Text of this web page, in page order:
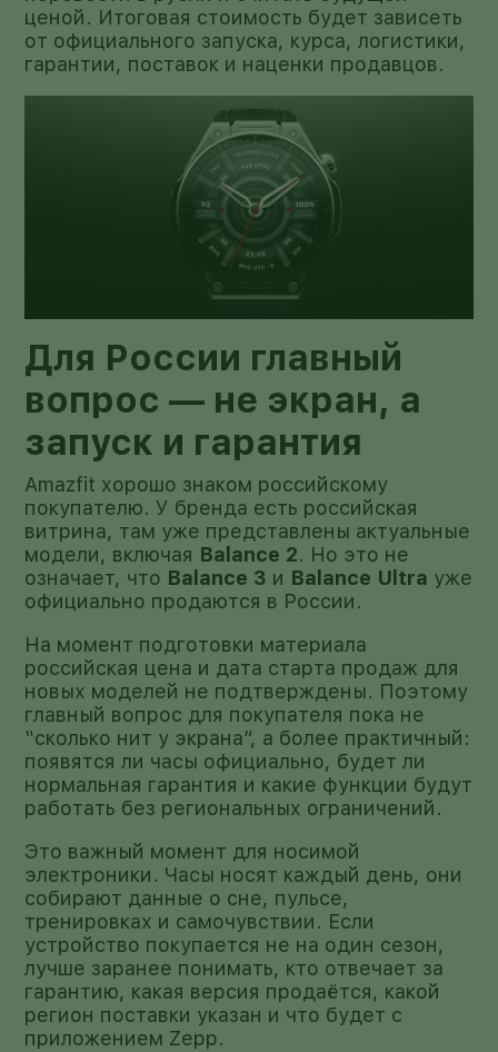
ценой. Итоговая стоимость будет зависеть
от официального запуска, курса, логистики,
гарантии, поставок и наценки продавцов.
Для России главный
вопрос — не экран, а
запуск и гарантия
Amazfit хорошо знаком российскому
покупателю. У бренда есть российская
витрина, там уже представлены актуальные
модели, включая Balance 2. Но это не
означает, что Balance 3 и Balance Ultra уже
официально продаются в России.
На момент подготовки материала
российская цена и дата старта продаж для
новых моделей не подтверждены. Поэтому
главный вопрос для покупателя пока не
“сколько нит у экрана”, а более практичный:
появятся ли часы официально, будет ли
нормальная гарантия и какие функции будут
работать без региональных ограничений.
Это важный момент для носимой
электроники. Часы носят каждый день, они
собирают данные о сне, пульсе,
тренировках и самочувствии. Если
устройство покупается не на один сезон,
лучше заранее понимать, кто отвечает за
гарантию, какая версия продаётся, какой
регион поставки указан и что будет с
приложением Zepp.